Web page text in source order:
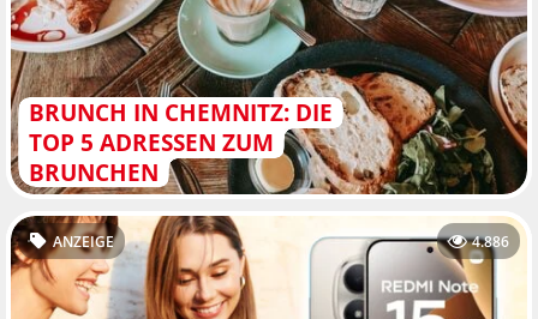
BRUNCH IN CHEMNITZ: DIE
TOP 5 ADRESSEN ZUM
BRUNCHEN
ANZEIGE 4.886